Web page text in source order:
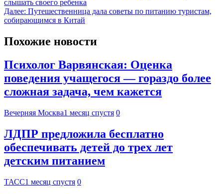
слышать своего ребенка
Далее: Путешественница дала советы по питанию туристам,
собирающимся в Китай
Похожие новости
Психолог Варвянская: Оценка
поведения учащегося — гораздо более
сложная задача, чем кажется
Вечерняя Москва1 месяц спустя 0
ЛДПР предложила бесплатно
обеспечивать детей до трех лет
детским питанием
ТАСС1 месяц спустя 0